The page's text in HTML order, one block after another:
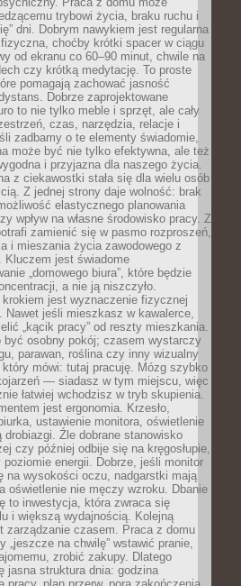
trybowi życia, braku ruchu i
dni. Dobrym nawykiem jest regularna
choćby krótki spacer w ciągu
od ekranu co 60–90 minut, chwile na
czy krótką medytację. To proste
pomagają zachować jasność
Dobrze zaprojektowane
to nie tylko meble i sprzęt, ale cały
czas, narzędzia, relacje i
zadbamy o te elementy świadomie,
może być nie tylko efektywna, ale też
i przyjazna dla naszego życia.
z ciekawostki stała się dla wielu osób
Z jednej strony daje wolność: brak
elastycznego planowania
wpływ na własne środowisko pracy. Z
zamienić się w pasmo rozproszeń,
i mieszania życia zawodowego z
Kluczem jest świadome
„domowego biura”, które będzie
a nie ją niszczyło.
krokiem jest wyznaczenie fizycznej
Nawet jeśli mieszkasz w kawalerce,
„kącik pracy” od reszty mieszkania.
być osobny pokój; czasem wystarczy
parawan, roślina czy inny wizualny
który mówi: tutaj pracuję. Mózg szybko
— siadasz w tym miejscu, więc
łatwiej wchodzisz w tryb skupienia.
jest ergonomia. Krzesło,
ustawienie monitora, oświetlenie
Źle dobrane stanowisko
czy później odbije się na kręgosłupie,
energii. Dobrze, jeśli monitor
na wysokości oczu, nadgarstki mają
oświetlenie nie męczy wzroku. Dbanie
to inwestycja, która zwraca się
i większą wydajnością. Kolejną
zarządzanie czasem. Praca z domu
„jeszcze na chwilę” wstawić pranie,
zrobić zakupy. Dlatego
jasna struktura dnia: godzina